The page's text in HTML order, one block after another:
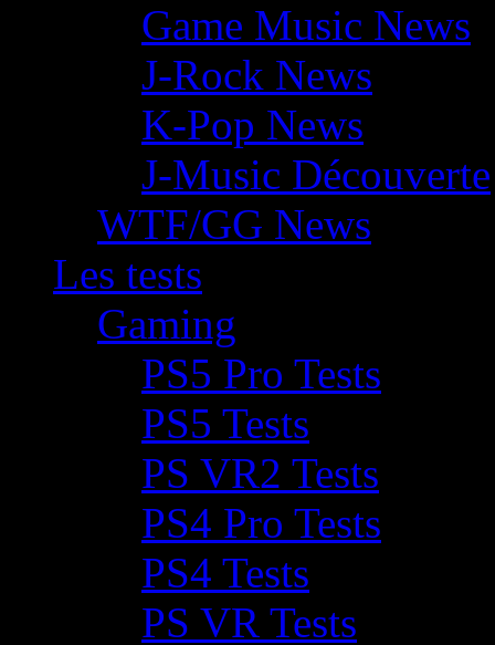
Game Music News
J-Rock News
K-Pop News
J-Music Découverte
WTF/GG News
Les tests
Gaming
PS5 Pro Tests
PS5 Tests
PS VR2 Tests
PS4 Pro Tests
PS4 Tests
PS VR Tests